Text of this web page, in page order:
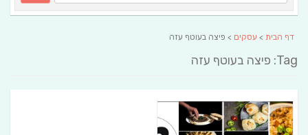
דף הבית > עסקים > פיצה בעוטף עזה
Tag: פיצה בעוטף עזה